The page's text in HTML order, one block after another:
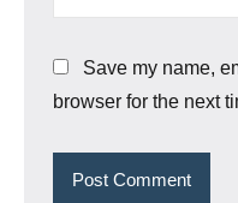
Save my name,
browser for the next